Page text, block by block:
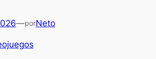
—porNeto